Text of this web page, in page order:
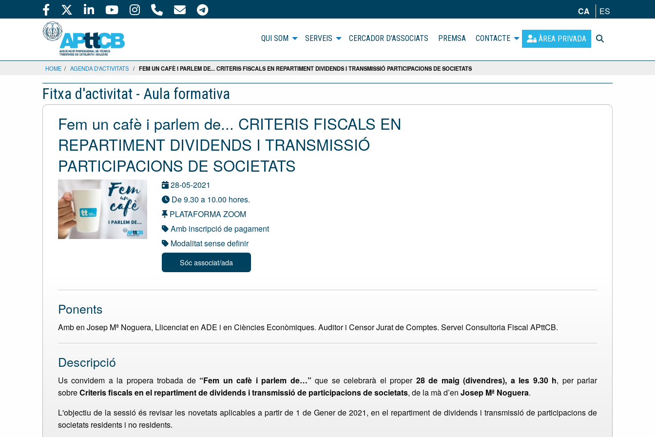
CA ES
QUI SOM SERVEIS CERCADOR D'ASSOCIATS PREMSA CONTACTE ÀREA PRIVADA
HOME / AGENDA D'ACTIVITATS / FEM UN CAFÈ I PARLEM DE... CRITERIS FISCALS EN REPARTIMENT DIVIDENDS I TRANSMISSIÓ PARTICIPACIONS DE SOCIETATS
Fitxa d'activitat - Aula formativa
Fem un cafè i parlem de... CRITERIS FISCALS EN
REPARTIMENT DIVIDENDS I TRANSMISSIÓ
PARTICIPACIONS DE SOCIETATS
28-05-2021
De 9.30 a 10.00 hores.
PLATAFORMA ZOOM
Amb inscripció de pagament
Modalitat sense definir
Sóc associat/ada
Ponents
Amb en Josep Mª Noguera, Llicenciat en ADE i en Ciències Econòmiques. Auditor i Censor Jurat de Comptes. Servei Consultoria Fiscal APttCB.
Descripció
Us convidem a la propera trobada de “Fem un cafè i parlem de…” que se celebrarà el proper 28 de maig (divendres), a les 9.30 h, per parlar
sobreCriteris fiscals en el repartiment de dividends i transmissió de participacions de societats, de la mà d’en Josep Mª Noguera.
L'objectiu de la sessió és revisar les novetats aplicables a partir de 1 de Gener de 2021, en el repartiment de dividends i transmissió de participacions de
societats residents i no residents.